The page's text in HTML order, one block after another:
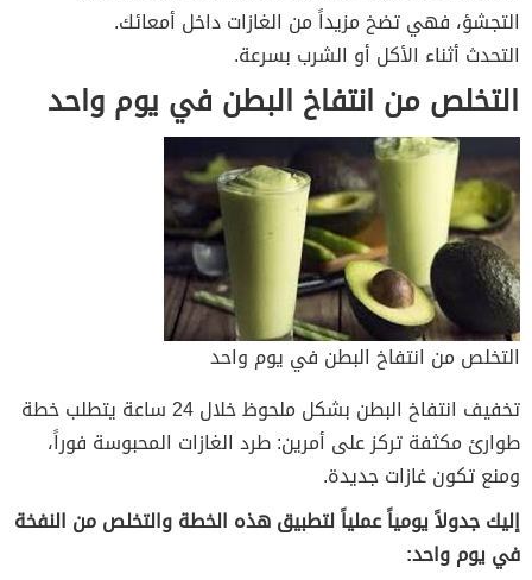
التجشؤ، فهي تضخ مزيداً من الغازات داخل أمعائك.
التحدث أثناء الأكل أو الشرب بسرعة.
التخلص من انتفاخ البطن في يوم واحد
التخلص من انتفاخ البطن في يوم واحد
تخفيف انتفاخ البطن بشكل ملحوظ خلال 24 ساعة يتطلب خطة
طوارئ مكثفة تركز على أمرين: طرد الغازات المحبوسة فوراً،
ومنع تكون غازات جديدة.
إليك جدولاً يومياً عملياً لتطبيق هذه الخطة والتخلص من النفخة
في يوم واحد: